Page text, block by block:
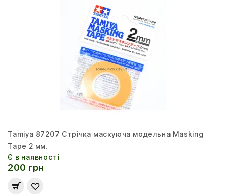
Tamiya 87207 Стрічка маскуюча модельна Masking
Tape 2 мм.
Є в наявності
200 грн